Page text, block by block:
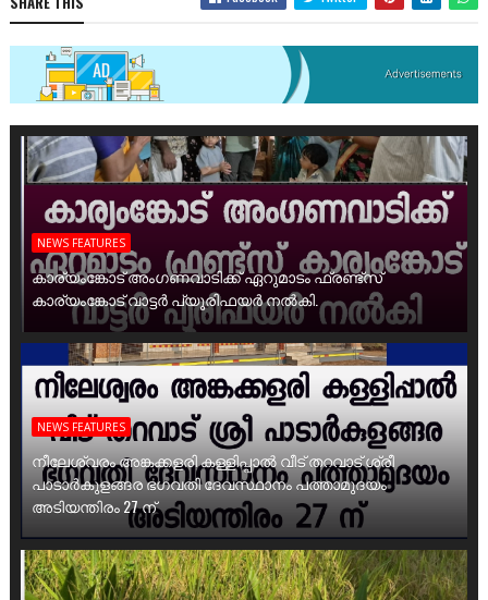
NEWS FEATURES
കാര്യംങ്കോട് അംഗണവാടിക്ക് ഏറുമാടം ഫ്രണ്ട്സ്
കാര്യംങ്കോട് വാട്ടർ പ്യൂരിഫയർ നൽകി.
NEWS FEATURES
നീലേശ്വരം അങ്കക്കളരി കള്ളിപ്പാൽ വീട് തറവാട് ശ്രീ
പാടാർകുളങ്ങര ഭഗവതി ദേവസ്ഥാനം പത്താമുദയം
അടിയന്തിരം 27 ന്